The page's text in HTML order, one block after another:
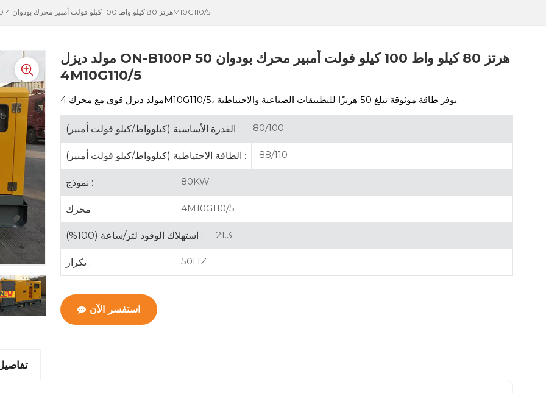
مولد ديزل ON-B100P 50 هرتز 80 كيلو واط 100 كيلو فولت أمبير محرك بودوان 4M10G110/5
مولد ديزل ON-B100P 50 هرتز 80 كيلو واط 100 كيلو فولت أمبير محرك بودوان
4M10G110/5
مولد ديزل قوي مع محرك 4M10G110/5، يوفر طاقة موثوقة تبلغ 50 هرتزًا للتطبيقات الصناعية والاحتياطية.
القدرة الأساسية (كيلوواط/كيلو فولت أمبير) : 80/100
الطاقة الاحتياطية (كيلوواط/كيلو فولت أمبير) : 88/110
نموذج : 80KW
محرك : 4M10G110/5
استهلاك الوقود لتر/ساعة (100%) : 21.3
تكرار : 50HZ
استفسر الآن